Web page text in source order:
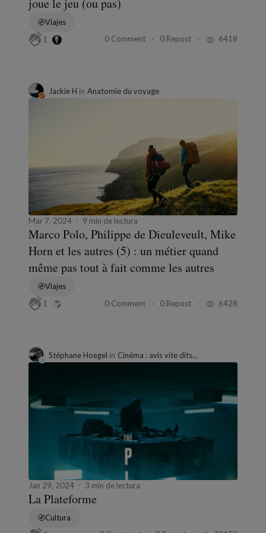
Viajes
1
0 Comment 0 Repost 6418
Jackie H in Anatomie du voyage
Mar 7, 2024 9 min de lectura
Marco Polo, Philippe de Dieuleveult, Mike
Horn et les autres (5) : un métier quand
même pas tout à fait comme les autres
Viajes
1
0 Comment 0 Repost 6428
Stéphane Hoegel in Cinéma : avis vite dits...
Jan 29, 2024 3 min de lectura
La Plateforme
Cultura